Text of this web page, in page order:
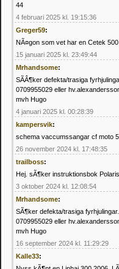
44
4 februari 2025 kl. 19:15:36
Greger59:
NÃ¤gon som vet har en Cetek 500
15 januari 2025 kl. 23:49:44
Mrhandsome:
SÃÂ¶ker defekta/trasiga
0709955029 eller
mvh Hugo
4 januari 2025 kl. 00:28:39
kampersvik:
schema vaccumssangar cf moto
26 november 2024 kl. 17:48:35
trailboss:
Hej. sÃ¶ker instruktionsbok
3 oktober 2024 kl. 12:08:54
Mrhandsome:
SÃ¶ker defekta/trasiga
0709955029 eller
mvh Hugo
16 september 2024 kl. 11:29:29
Kalle33: